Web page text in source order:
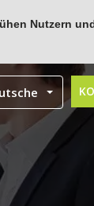
Nutzern